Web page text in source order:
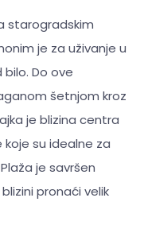
starogradskim
je za uživanje u
bilo. Do ove
šetnjom kroz
je blizina centra
su idealne za
je savršen
pronaći velik